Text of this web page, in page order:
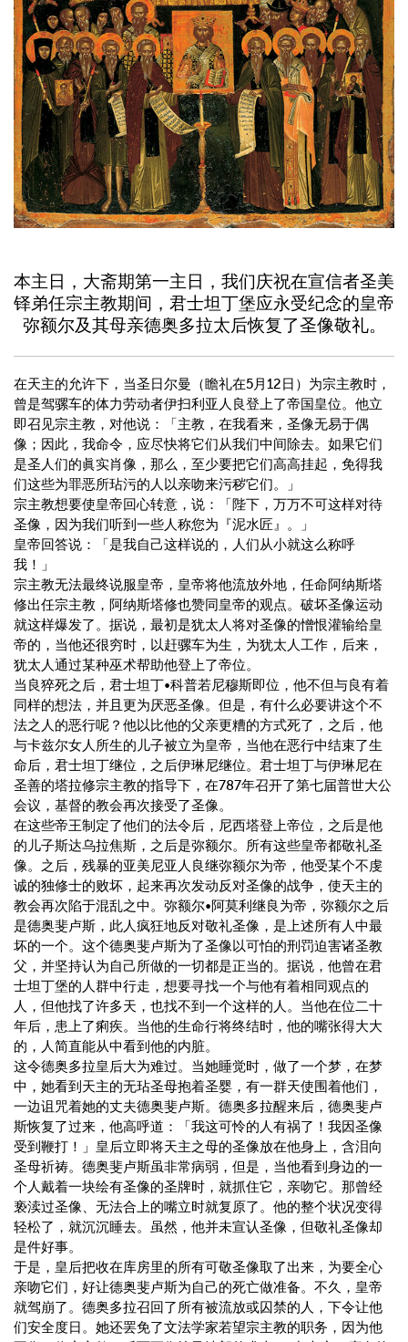
本主日，大斋期第一主日，我们庆祝在宣信者圣美
铎弟任宗主教期间，君士坦丁堡应永受纪念的皇帝
弥额尔及其母亲德奥多拉太后恢复了圣像敬礼。
在天主的允许下，当圣日尔曼（瞻礼在5月12日）为宗主教时，
曾是驾骡车的体力劳动者伊扫利亚人良登上了帝国皇位。他立
即召见宗主教，对他说：「主教，在我看来，圣像无易于偶
像；因此，我命令，应尽快将它们从我们中间除去。如果它们
是圣人们的眞实肖像，那么，至少要把它们高高挂起，免得我
们这些为罪恶所玷污的人以亲吻来污秽它们。」
宗主教想要使皇帝回心转意，说：「陛下，万万不可这样对待
圣像，因为我们听到一些人称您为『泥水匠』。」
皇帝回答说：「是我自己这样说的，人们从小就这么称呼
我！」
宗主教无法最终说服皇帝，皇帝将他流放外地，任命阿纳斯塔
修出任宗主教，阿纳斯塔修也赞同皇帝的观点。破坏圣像运动
就这样爆发了。据说，最初是犹太人将对圣像的憎恨灌输给皇
帝的，当他还很穷时，以赶骡车为生，为犹太人工作，后来，
犹太人通过某种巫术帮助他登上了帝位。
当良猝死之后，君士坦丁•科普若尼穆斯即位，他不但与良有着
同样的想法，并且更为厌恶圣像。但是，有什么必要讲这个不
法之人的恶行呢？他以比他的父亲更糟的方式死了，之后，他
与卡兹尔女人所生的儿子被立为皇帝，当他在恶行中结束了生
命后，君士坦丁继位，之后伊琳尼继位。君士坦丁与伊琳尼在
圣善的塔拉修宗主教的指导下，在787年召开了第七届普世大公
会议，基督的教会再次接受了圣像。
在这些帝王制定了他们的法令后，尼西塔登上帝位，之后是他
的儿子斯达乌拉焦斯，之后是弥额尔。所有这些皇帝都敬礼圣
像。之后，残暴的亚美尼亚人良继弥额尔为帝，他受某个不虔
诚的独修士的败坏，起来再次发动反对圣像的战争，使天主的
教会再次陷于混乱之中。弥额尔•阿莫利继良为帝，弥额尔之后
是德奥斐卢斯，此人疯狂地反对敬礼圣像，是上述所有人中最
坏的一个。这个德奥斐卢斯为了圣像以可怕的刑罚迫害诸圣教
父，并坚持认为自己所做的一切都是正当的。据说，他曾在君
士坦丁堡的人群中行走，想要寻找一个与他有着相同观点的
人，但他找了许多天，也找不到一个这样的人。当他在位二十
年后，患上了痢疾。当他的生命行将终结时，他的嘴张得大大
的，人简直能从中看到他的内脏。
这令德奥多拉皇后大为难过。当她睡觉时，做了一个梦，在梦
中，她看到天主的无玷圣母抱着圣婴，有一群天使围着他们，
一边诅咒着她的丈夫德奥斐卢斯。德奥多拉醒来后，德奥斐卢
斯恢复了过来，他高呼道：「我这可怜的人有祸了！我因圣像
受到鞭打！」皇后立即将天主之母的圣像放在他身上，含泪向
圣母祈祷。德奥斐卢斯虽非常病弱，但是，当他看到身边的一
个人戴着一块绘有圣像的圣牌时，就抓住它，亲吻它。那曾经
亵渎过圣像、无法合上的嘴立时就复原了。他的整个状况变得
轻松了，就沉沉睡去。虽然，他并未宣认圣像，但敬礼圣像却
是件好事。
于是，皇后把收在库房里的所有可敬圣像取了出来，为要全心
亲吻它们，好让德奥斐卢斯为自己的死亡做准备。不久，皇帝
就驾崩了。德奥多拉召回了所有被流放或囚禁的人，下令让他
们安全度日。她还罢免了文法学家若望宗主教的职务，因为他